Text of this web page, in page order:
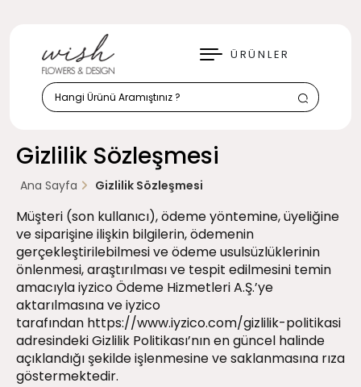
ÜRÜNLER
KAPAT
Gizlilik Sözleşmesi
Ana Sayfa Gizlilik Sözleşmesi
Müşteri (son kullanıcı), ödeme yöntemine, üyeliğine
ve siparişine ilişkin bilgilerin, ödemenin
gerçekleştirilebilmesi ve ödeme usulsüzlüklerinin
önlenmesi, araştırılması ve tespit edilmesini temin
amacıyla iyzico Ödeme Hizmetleri A.Ş.’ye
aktarılmasına ve iyzico
tarafından https://www.iyzico.com/gizlilik-politikasi
adresindeki Gizlilik Politikası’nın en güncel halinde
açıklandığı şekilde işlenmesine ve saklanmasına rıza
göstermektedir.